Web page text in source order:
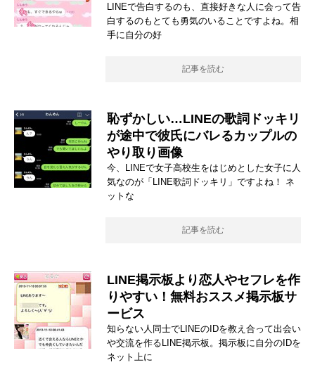
LINEで告白するのも、直接好きな人に会って告
白するのもとても勇気のいることですよね。相
手に自分の好
記事を読む
恥ずかしい…LINEの歌詞ドッキリ
が途中で彼氏にバレるカップルの
やり取り画像
今、LINEで女子高校生をはじめとした女子に人
気なのが「LINE歌詞ドッキリ」ですよね！ ネ
ットな
記事を読む
LINE掲示板より恋人やセフレを作
りやすい！無料おススメ掲示板サ
ービス
知らない人同士でLINEのIDを教え合って出会い
や交流を作るLINE掲示板。掲示板に自分のIDを
ネット上に